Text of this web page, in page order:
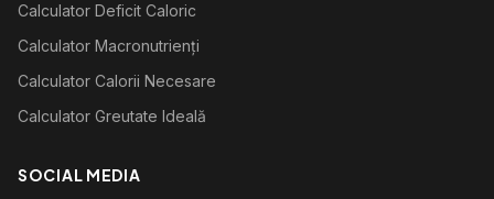
Calculator Deficit Caloric
Calculator Macronutrienți
Calculator Calorii Necesare
Calculator Greutate Ideală
SOCIAL MEDIA